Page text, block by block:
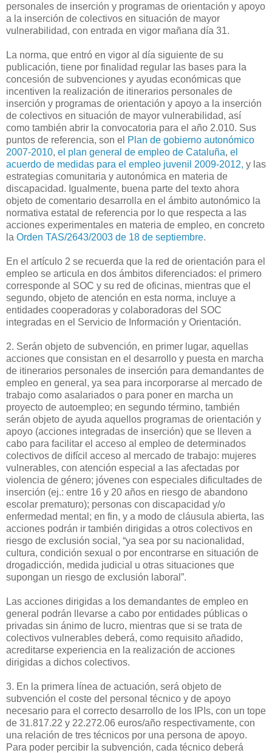
personales de inserción y programas de orientación y apoyo
a la inserción de colectivos en situación de mayor
vulnerabilidad, con entrada en vigor mañana día 31.
La norma, que entró en vigor al día siguiente de su
publicación, tiene por finalidad regular las bases para la
concesión de subvenciones y ayudas económicas que
incentiven la realización de itinerarios personales de
inserción y programas de orientación y apoyo a la inserción
de colectivos en situación de mayor vulnerabilidad, así
como también abrir la convocatoria para el año 2.010. Sus
puntos de referencia, son el Plan de gobierno autonómico
2007-2010, el plan general de empleo de Cataluña, el
acuerdo de medidas para el empleo juvenil 2009-2012, y las
estrategias comunitaria y autonómica en materia de
discapacidad. Igualmente, buena parte del texto ahora
objeto de comentario desarrolla en el ámbito autonómico la
normativa estatal de referencia por lo que respecta a las
acciones experimentales en materia de empleo, en concreto
la Orden TAS/2643/2003 de 18 de septiembre.
En el artículo 2 se recuerda que la red de orientación para el
empleo se articula en dos ámbitos diferenciados: el primero
corresponde al SOC y su red de oficinas, mientras que el
segundo, objeto de atención en esta norma, incluye a
entidades cooperadoras y colaboradoras del SOC
integradas en el Servicio de Información y Orientación.
2. Serán objeto de subvención, en primer lugar, aquellas
acciones que consistan en el desarrollo y puesta en marcha
de itinerarios personales de inserción para demandantes de
empleo en general, ya sea para incorporarse al mercado de
trabajo como asalariados o para poner en marcha un
proyecto de autoempleo; en segundo término, también
serán objeto de ayuda aquellos programas de orientación y
apoyo (acciones integradas de inserción) que se lleven a
cabo para facilitar el acceso al empleo de determinados
colectivos de difícil acceso al mercado de trabajo: mujeres
vulnerables, con atención especial a las afectadas por
violencia de género; jóvenes con especiales dificultades de
inserción (ej.: entre 16 y 20 años en riesgo de abandono
escolar prematuro); personas con discapacidad y/o
enfermedad mental; en fin, y a modo de cláusula abierta, las
acciones podrán ir también dirigidas a otros colectivos en
riesgo de exclusión social, “ya sea por su nacionalidad,
cultura, condición sexual o por encontrarse en situación de
drogadicción, medida judicial u otras situaciones que
supongan un riesgo de exclusión laboral”.
Las acciones dirigidas a los demandantes de empleo en
general podrán llevarse a cabo por entidades públicas o
privadas sin ánimo de lucro, mientras que si se trata de
colectivos vulnerables deberá, como requisito añadido,
acreditarse experiencia en la realización de acciones
dirigidas a dichos colectivos.
3. En la primera línea de actuación, será objeto de
subvención el coste del personal técnico y de apoyo
necesario para el correcto desarrollo de los IPIs, con un tope
de 31.817.22 y 22.272.06 euros/año respectivamente, con
una relación de tres técnicos por una persona de apoyo.
Para poder percibir la subvención, cada técnico deberá